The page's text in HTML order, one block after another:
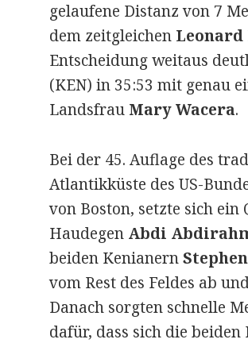
gelaufene Distanz von 7
dem zeitgleichen
Entscheidung weitaus
(KEN) in 35:53 mit genau
Landsfrau Mary Wacera.
Bei der 45. Auflage des
Atlantikküste des US-
von Boston, setzte sich
Haudegen Abdi
beiden Kenianern
vom Rest des Feldes ab
Danach sorgten schnelle
dafür, dass sich die